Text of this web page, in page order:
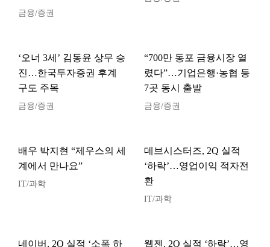
금융/증권
‘오너 3세’ 김동윤 상무 승
진…한국투자증권 후계
구도 주목
금융/증권
“700만 동포 금융시장 열
렸다”…기업은행·농협 등
7곳 동시 출발
금융/증권
배우 박지현 “제우스의 세
계에서 만나요”
IT/과학
데브시스터즈, 2Q 실적
‘하락’…영업이익 적자전
환
IT/과학
네이버, 2Q 실적 ‘소폭 하
웹젠, 2Q 실적 ‘하락’…영